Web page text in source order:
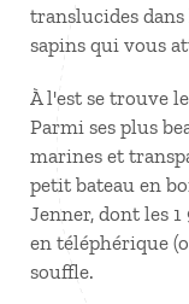
translucides dans
sapins qui vous
À l'est se trouve
Parmi ses plus
marines et
petit bateau en
Jenner, dont les
en téléphérique
souffle.